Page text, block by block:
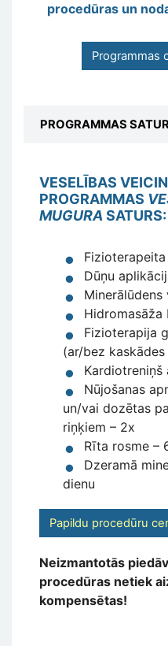
procedūras un
Programmas
PROGRAMMAS
VESELĪBAS
PROGRAMMAS
MUGURASATURS:
Dūņu
Minerālūdens
Hidromasāža
Fizioterapija
(ar/bez
Nūjošanas
un/vai dozētas
riņķiem – 2x
Rīta rosme –
Dzeramā
dienu
Papildu procedūru
Neizmantotās
procedūras netiek
kompensētas!